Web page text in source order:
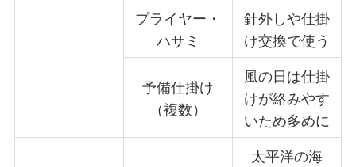
プライヤー・
ハサミ
針外しや仕掛
け交換で使う
予備仕掛け
（複数）
風の日は仕掛
けが絡みやす
いため多めに
太平洋の海